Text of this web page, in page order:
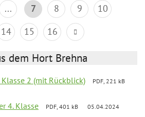
... 7 8 9
10
14 15 16
dem Hort Brehna
2 (mit Rückblick)
PDF, 221 kB
4. Klasse PDF, 401 kB 05.04.2024